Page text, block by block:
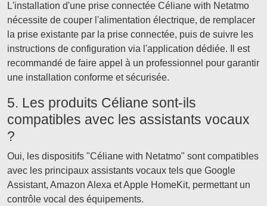
L'installation d'une prise connectée Céliane with Netatmo
nécessite de couper l'alimentation électrique, de remplacer
la prise existante par la prise connectée, puis de suivre les
instructions de configuration via l'application dédiée. Il est
recommandé de faire appel à un professionnel pour garantir
une installation conforme et sécurisée.
5. Les produits Céliane sont-ils
compatibles avec les assistants vocaux
?
Oui, les dispositifs "Céliane with Netatmo" sont compatibles
avec les principaux assistants vocaux tels que Google
Assistant, Amazon Alexa et Apple HomeKit, permettant un
contrôle vocal des équipements.